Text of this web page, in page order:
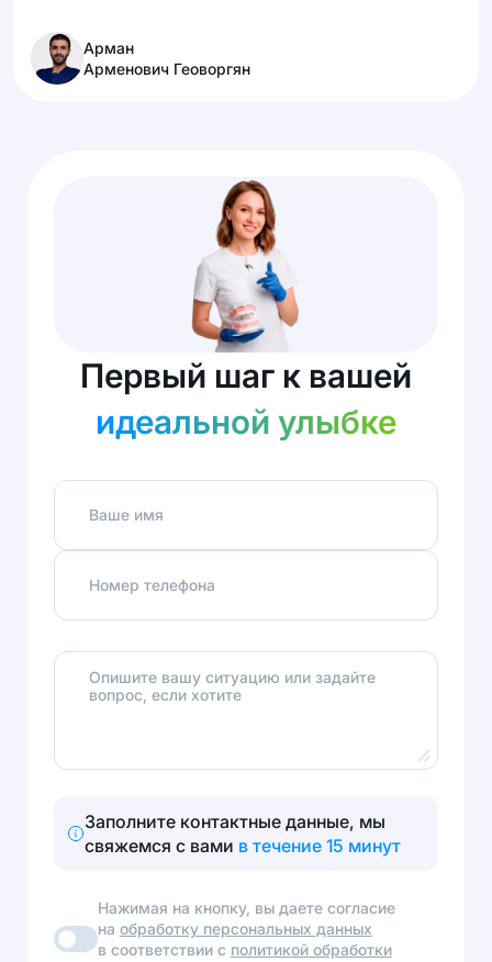
Арман
Арменович Геоворгян
Первый шаг к вашей
идеальной улыбке
Ваше имя
Номер телефона
Опишите вашу ситуацию или задайте
вопрос, если хотите
Заполните контактные данные, мы
свяжемся с вами в течение 15 минут
Нажимая на кнопку, вы даете согласие
на обработку персональных данных
в соответствии с политикой обработки